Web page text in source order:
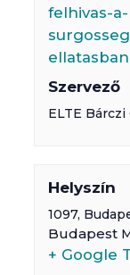
felhivas-
Szervező
ELTE
Helyszín
1097,
Budapest
+ Google